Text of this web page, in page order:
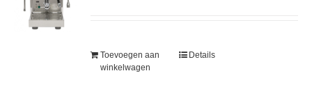
Toevoegen aan
winkelwagen
Details